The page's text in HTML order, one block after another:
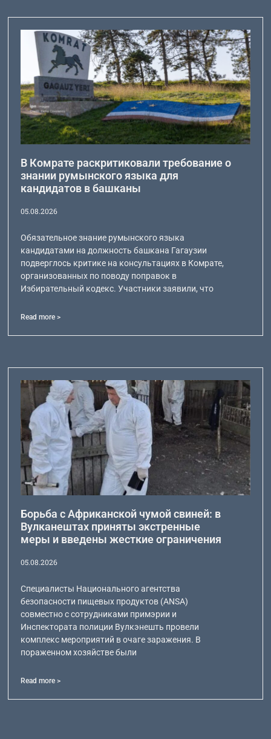
В Комрате раскритиковали требование о
знании румынского языка для
кандидатов в башканы
05.08.2026
Обязательное знание румынского языка
кандидатами на должность башкана Гагаузии
подверглось критике на консультациях в Комрате,
организованных по поводу поправок в
Избирательный кодекс. Участники заявили, что
Read more >
Борьба с Африканской чумой свиней: в
Вулканештах приняты экстренные
меры и введены жесткие ограничения
05.08.2026
Специалисты Национального агентства
безопасности пищевых продуктов (ANSA)
совместно с сотрудниками примэрии и
Инспектората полиции Вулкэнешть провели
комплекс мероприятий в очаге заражения. В
пораженном хозяйстве были
Read more >